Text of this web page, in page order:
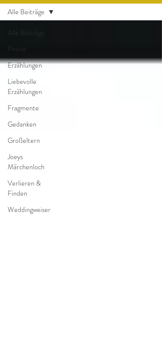
Alle Beiträge
Poésie
Erzählungen
Liebevolle
Erzählungen
Fragmente
Gedanken
Großeltern
Joeys
Märchenloch
Verlieren &
Finden
Weddingweiser
Alle Beiträge